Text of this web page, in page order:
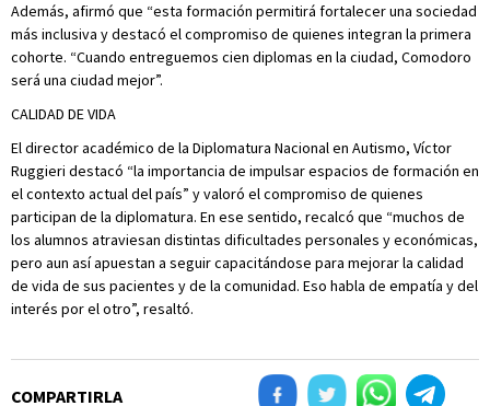
Además, afirmó que “esta formación permitirá fortalecer una sociedad
más inclusiva y destacó el compromiso de quienes integran la primera
cohorte. “Cuando entreguemos cien diplomas en la ciudad, Comodoro
será una ciudad mejor”.
CALIDAD DE VIDA
El director académico de la Diplomatura Nacional en Autismo, Víctor
Ruggieri destacó “la importancia de impulsar espacios de formación en
el contexto actual del país” y valoró el compromiso de quienes
participan de la diplomatura. En ese sentido, recalcó que “muchos de
los alumnos atraviesan distintas dificultades personales y económicas,
pero aun así apuestan a seguir capacitándose para mejorar la calidad
de vida de sus pacientes y de la comunidad. Eso habla de empatía y del
interés por el otro”, resaltó.
COMPARTIRLA